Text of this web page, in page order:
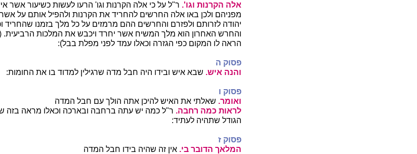
אלה הקרנות וגו'. ר"ל על כי אלה הקרנות וגו' הרעו לעשות כשיעור אשר
מפניהם ולכן באו אלה החרשים להחריד את הקרנות ולהפיל אותם על
יהודה לזרותם ולפזרם והחרשים ההם מרמזים על כל מלך בזמנו שהחריד
והחרש האחרון הוא מלך המשיח אשר יחרד ויכבש את המלכות
הראה לו המקום כפי הגזרה וכאלו עמד לפני מפלת בבל):
פסוק ה
והנה איש. שבא איש ובידו היה חבל מדה שרגילין למדוד בו את החומות:
פסוק ו
ואומר. שאלתי את האיש להיכן אתה הולך עם חבל המדה
לראות כמה רחבה. ר"ל כמה יש עתה ברחבה ובארכה וכאלו מראה בזה
הגודל שתהיה לעתיד:
פסוק ז
המלאך הדובר בי. אין זה שהיה בידו חבל המדה